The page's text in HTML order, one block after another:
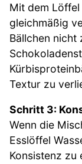
Mit dem
gleichmäßig
Bällchen nicht
Textur zu
Schritt 3:
Wenn die
Esslöffel
Konsistenz zu